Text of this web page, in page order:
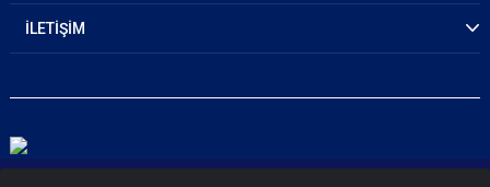
İLETİŞİM